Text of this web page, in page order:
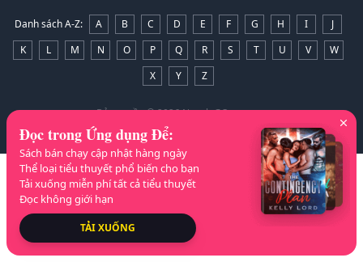
Danh sách A-Z: A B C D E F G H I
J
K
L M N O P Q R S T U V
W
X
Y Z
Bản quyền© 2026 NovelaGO
Đọc trong Ứng dụng Để:
Sách bán chạy cập nhật hàng ngày
Thể loại tiểu thuyết phổ biến cho bạn
Tải xuống miễn phí tất cả tiểu thuyết
Đọc không giới hạn
TẢI XUỐNG